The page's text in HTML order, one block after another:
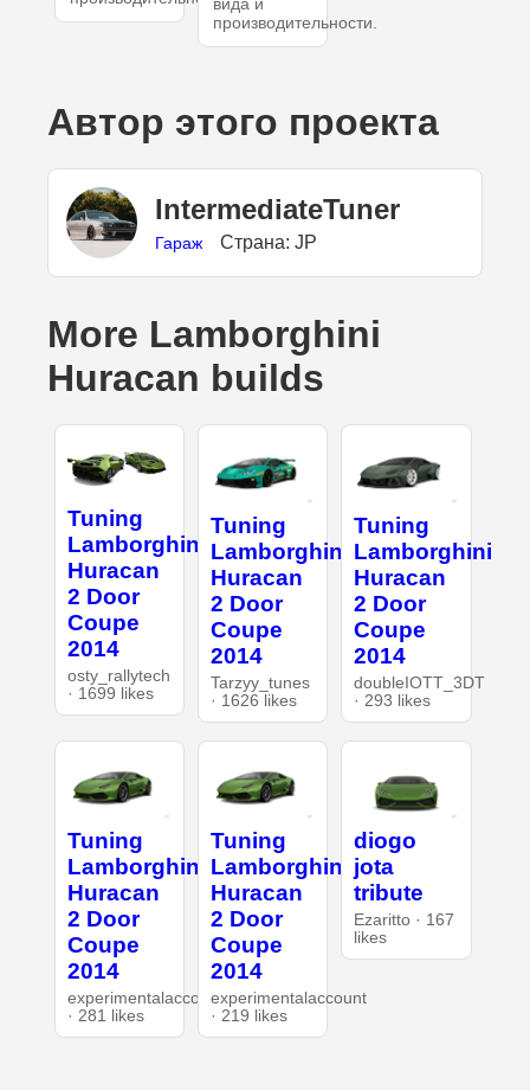
вида и
производительности.
Автор этого проекта
IntermediateTuner
Гараж Страна: JP
More Lamborghini
Huracan builds
Tuning
Lamborghini
Huracan
2 Door
Coupe
2014
osty_rallytech
· 1699 likes
Tuning
Lamborghini
Huracan
2 Door
Coupe
2014
Tarzyy_tunes
· 1626 likes
Tuning
Lamborghini
Huracan
2 Door
Coupe
2014
doubleIOTT_3DT
· 293 likes
Tuning
Lamborghini
Huracan
2 Door
Coupe
2014
experimentalaccount
· 281 likes
Tuning
Lamborghini
Huracan
2 Door
Coupe
2014
experimentalaccount
· 219 likes
diogo
jota
tribute
Ezaritto · 167
likes